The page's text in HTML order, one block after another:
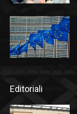
Editoriali